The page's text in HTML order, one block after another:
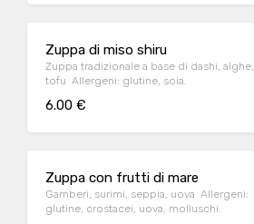
Zuppa di miso shiru
Zuppa tradizionale a base di dashi, alghe,
tofu Allergeni: glutine, soia.
6.00 €
Zuppa con frutti di mare
Gamberi, surimi, seppia, uova Allergeni:
glutine, crostacei, uova, molluschi.